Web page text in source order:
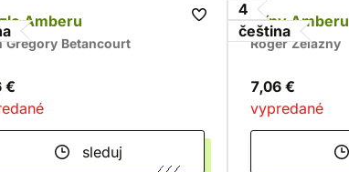
Amberu
Gregory Betancourt
€
sleduj
4
čeština
Stíny Amberu
Roger Zelazny
7,06 €
vypredané